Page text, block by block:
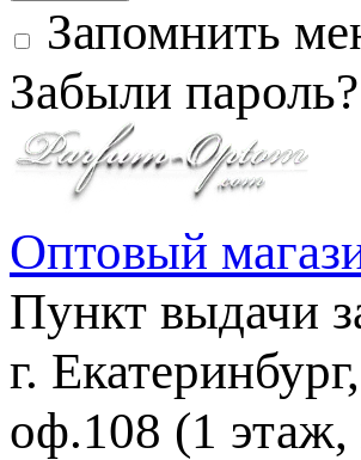
Запомнить
Забыли пароль?
Оптовый
Пункт выдачи
г.
оф.108 (1 этаж,